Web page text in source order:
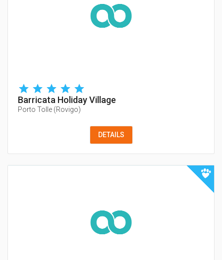
Barricata Holiday Village
Porto Tolle (Rovigo)
DETAILS